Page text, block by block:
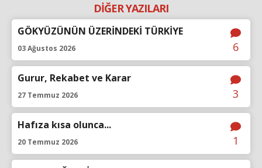
DİĞER YAZILARI
GÖKYÜZÜNÜN ÜZERİNDEKİ TÜRKİYE
03 Ağustos 2026 6
Gurur, Rekabet ve Karar
27 Temmuz 2026 3
Hafıza kısa olunca...
20 Temmuz 2026 1